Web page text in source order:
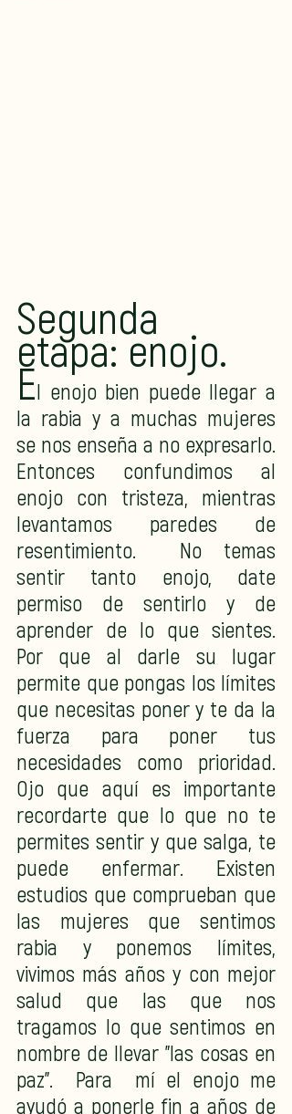
Segunda
etapa: enojo.
El enojo bien puede llegar a
la rabia y a muchas mujeres
se nos enseña a no expresarlo.
Entonces confundimos al
enojo con tristeza, mientras
levantamos paredes de
resentimiento.  No temas
sentir tanto enojo, date
permiso de sentirlo y de
aprender de lo que sientes.
Por que al darle su lugar
permite que pongas los límites
que necesitas poner y te da la
fuerza para poner tus
necesidades como prioridad.
Ojo que aquí es importante
recordarte que lo que no te
permites sentir y que salga, te
puede enfermar. Existen
estudios que comprueban que
las mujeres que sentimos
rabia y ponemos límites,
vivimos más años y con mejor
salud que las que nos
tragamos lo que sentimos en
nombre de llevar "las cosas en
paz".  Para  mí el enojo me
ayudó a ponerle fin a años de